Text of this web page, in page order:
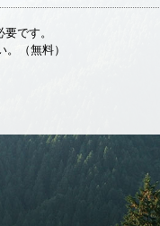
です。
（無料）